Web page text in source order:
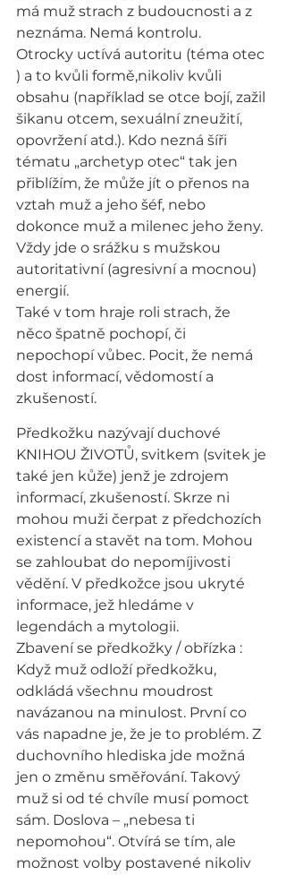
má muž strach z budoucnosti a z
neznáma. Nemá kontrolu.
Otrocky uctívá autoritu (téma otec
) a to kvůli formě,nikoliv kvůli
obsahu (například se otce bojí, zažil
šikanu otcem, sexuální zneužití,
opovržení atd.). Kdo nezná šíři
tématu „archetyp otec“ tak jen
přiblížím, že může jít o přenos na
vztah muž a jeho šéf, nebo
dokonce muž a milenec jeho ženy.
Vždy jde o srážku s mužskou
autoritativní (agresivní a mocnou)
energií.
Také v tom hraje roli strach, že
něco špatně pochopí, či
nepochopí vůbec. Pocit, že nemá
dost informací, vědomostí a
zkušeností.
Předkožku nazývají duchové
KNIHOU ŽIVOTŮ, svitkem (svitek je
také jen kůže) jenž je zdrojem
informací, zkušeností. Skrze ni
mohou muži čerpat z předchozích
existencí a stavět na tom. Mohou
se zahloubat do nepomíjivosti
vědění. V předkožce jsou ukryté
informace, jež hledáme v
legendách a mytologii.
Zbavení se předkožky / obřízka :
Když muž odloží předkožku,
odkládá všechnu moudrost
navázanou na minulost. První co
vás napadne je, že je to problém. Z
duchovního hlediska jde možná
jen o změnu směřování. Takový
muž si od té chvíle musí pomoct
sám. Doslova – „nebesa ti
nepomohou“. Otvírá se tím, ale
možnost volby postavené nikoliv